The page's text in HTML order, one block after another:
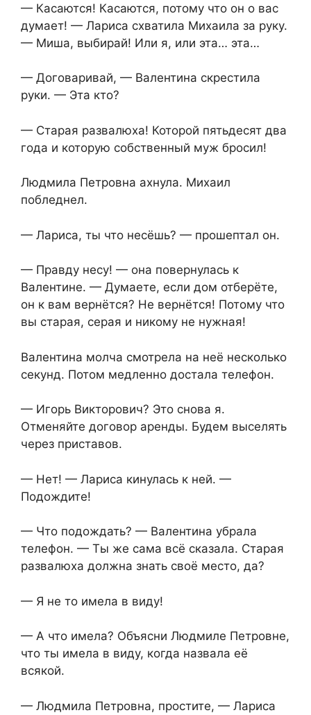
— Касаются! Касаются, потому что он о вас
думает! — Лариса схватила Михаила за руку.
— Миша, выбирай! Или я, или эта… эта…
— Договаривай, — Валентина скрестила
руки. — Эта кто?
— Старая развалюха! Которой пятьдесят два
года и которую собственный муж бросил!
Людмила Петровна ахнула. Михаил
побледнел.
— Лариса, ты что несёшь? — прошептал он.
— Правду несу! — она повернулась к
Валентине. — Думаете, если дом отберёте,
он к вам вернётся? Не вернётся! Потому что
вы старая, серая и никому не нужная!
Валентина молча смотрела на неё несколько
секунд. Потом медленно достала телефон.
— Игорь Викторович? Это снова я.
Отменяйте договор аренды. Будем выселять
через приставов.
— Нет! — Лариса кинулась к ней. —
Подождите!
— Что подождать? — Валентина убрала
телефон. — Ты же сама всё сказала. Старая
развалюха должна знать своё место, да?
— Я не то имела в виду!
— А что имела? Объясни Людмиле Петровне,
что ты имела в виду, когда назвала её
всякой.
— Людмила Петровна, простите, — Лариса